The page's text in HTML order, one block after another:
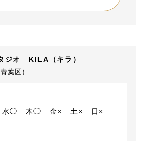
ジオ KILA（キラ）
葉区）
水◯ 木◯ 金× 土×
日×